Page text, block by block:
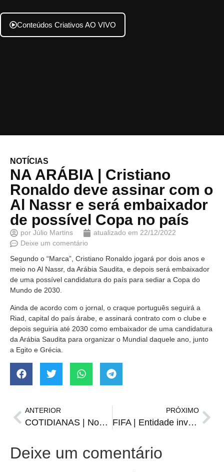
Conteúdos Criativos AO VIVO
NOTÍCIAS
NA ARÁBIA | Cristiano
Ronaldo deve assinar com o
Al Nassr e será embaixador
de possível Copa no país
por Júlio Martins atualizado em 22/12/2022
Deixe um comentário
Segundo o “Marca”, Cristiano Ronaldo jogará por dois anos e
meio no Al Nassr, da Arábia Saudita, e depois será embaixador
de uma possível candidatura do país para sediar a Copa do
Mundo de 2030.
Ainda de acordo com o jornal, o craque português seguirá a
Riad, capital do país árabe, e assinará contrato com o clube e
depois seguiria até 2030 como embaixador de uma candidatura
da Arábia Saudita para organizar o Mundial daquele ano, junto
a Egito e Grécia.
ANTERIOR
COTIDIANAS | Novo presidente da Câmara, asfalto na 20 e outras resenhas
PRÓXIMO
FIFA | Entidade investigará presença de cozinheiro do “bife de ouro” após final da Copa do Mundo
Deixe um comentário